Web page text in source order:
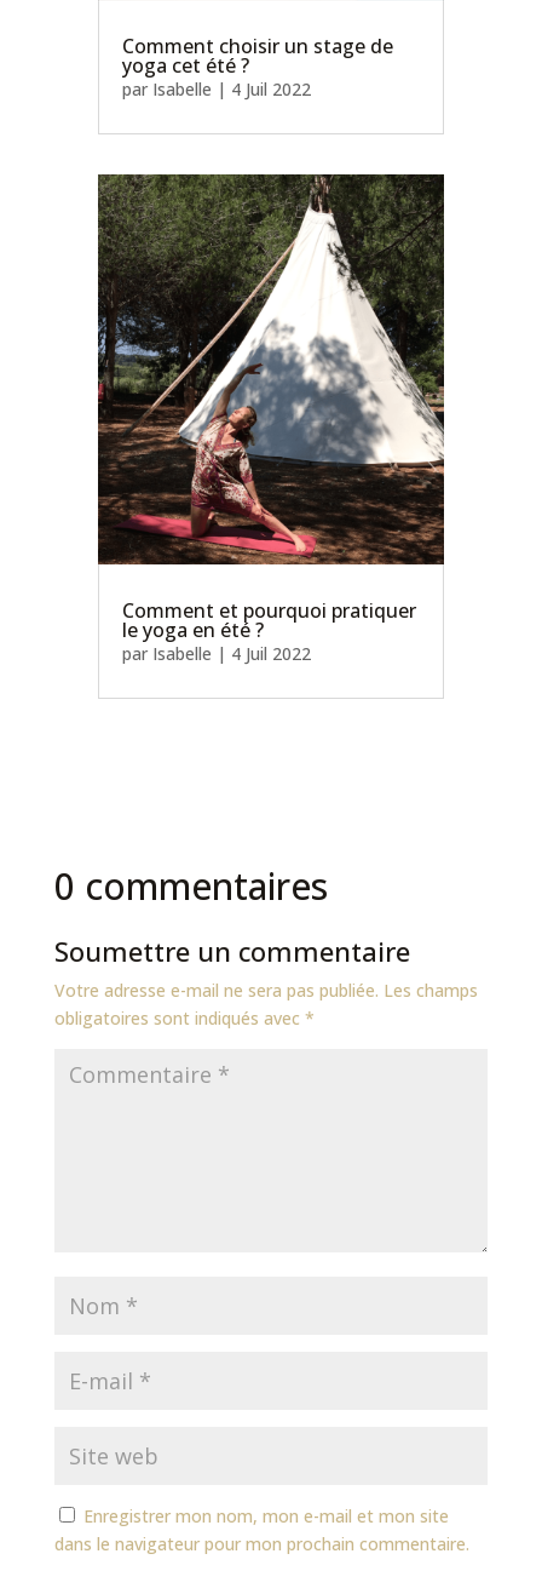
Comment choisir un stage de
yoga cet été ?
par Isabelle | 4 Juil 2022
Comment et pourquoi pratiquer
le yoga en été ?
par Isabelle | 4 Juil 2022
0 commentaires
Soumettre un commentaire
Votre adresse e-mail ne sera pas publiée. Les champs
obligatoires sont indiqués avec *
Enregistrer mon nom, mon e-mail et mon site
dans le navigateur pour mon prochain commentaire.